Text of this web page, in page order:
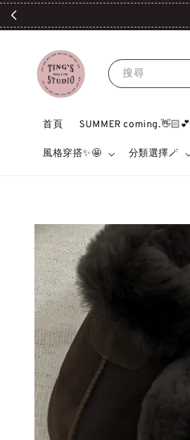
搜尋
首頁 SUMMER coming.👋🏻💕
風格穿搭✨🤩 分類選擇🪄